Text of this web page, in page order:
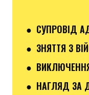
● СУПРОВІД
● ЗНЯТТЯ З
●
● НАГЛЯД ЗА